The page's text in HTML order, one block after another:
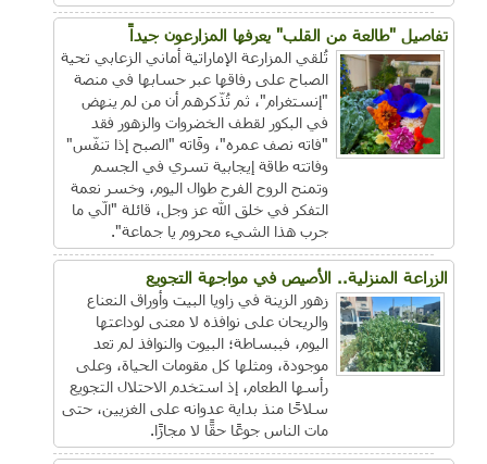
تفاصيل "طالعة من القلب" يعرفها المزارعون جيداً
تُلقي المزارعة الإماراتية أماني الزعابي تحية
الصباح على رفاقها عبر حسابها في منصة
"إنستغرام"، ثم تُذّكرهم أن من لم ينهض
في البكور لقطف الخضروات والزهور فقد
"فاته نصف عمره"، وفَاته "الصبح إذا تنفّس"
وفاتته طاقة إيجابية تسري في الجسم
وتمنح الروح الفرح طوال اليوم، وخسر نعمة
التفكر في خلق الله عز وجل، قائلة "الّي ما
جرب هذا الشيء محروم يا جماعة".
الزراعة المنزلية.. الأصيص في مواجهة التجويع
زهور الزينة في زاويا البيت وأوراق النعناع
والريحان على نوافذه لا معنى لوداعتها
اليوم، فببساطة؛ البيوت والنوافذ لم تعد
موجودة، ومثلها كل مقومات الحياة، وعلى
رأسها الطعام، إذ استخدم الاحتلال التجويع
سلاحًا منذ بداية عدوانه على الغزيين، حتى
مات الناس جوعًا حقًّا لا مجازًا.